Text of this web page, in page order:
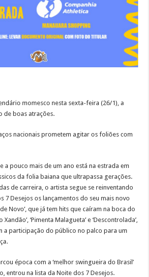
momesco nesta sexta-feira (26/1), a
de boas atrações.
nacionais prometem agitar os foliões com
a pouco mais de um ano está na estrada em
da folia baiana que ultrapassa gerações.
de carreira, o artista segue se reinventando
7 Desejos os lançamentos do seu mais novo
Novo’, que já tem hits que caíram na boca do
‘Pimenta Malagueta’ e ‘Descontrolada’,
a participação do público no palco para um
época com a ‘melhor swingueira do Brasil’
entrou na lista da Noite dos 7 Desejos.